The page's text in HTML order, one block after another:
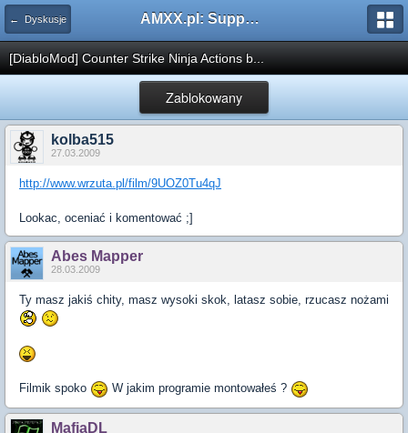
← Dyskusje AMXX.pl: Support AMX Mod X i SourceMod
[DiabloMod] Counter Strike Ninja Actions b...
Zablokowany
kolba515
27.03.2009
http://www.wrzuta.pl/film/9UOZ0Tu4qJ
Lookac, oceniać i komentować ;]
Abes Mapper
28.03.2009
Ty masz jakiś chity, masz wysoki skok, latasz sobie, rzucasz nożami
Filmik spoko W jakim programie montowałeś ?
MafiaDL